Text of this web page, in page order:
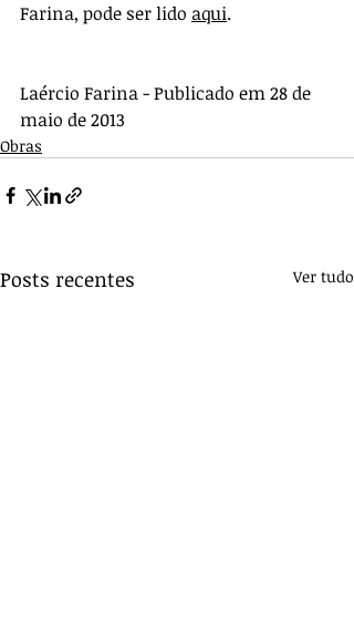
Farina, pode ser lido aqui.
Laércio Farina - Publicado em 28 de
maio de 2013
Obras
Posts recentes Ver tudo